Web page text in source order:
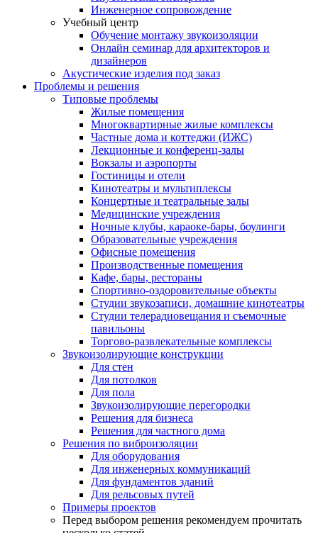
Инженерное сопровождение
Учебный центр
Обучение монтажу звукоизоляции
Онлайн семинар для архитекторов и
дизайнеров
Акустические изделия под заказ
Проблемы и решения
Типовые проблемы
Жилые помещения
Многоквартирные жилые комплексы
Частные дома и коттеджи (ИЖС)
Лекционные и конференц-залы
Вокзалы и аэропорты
Гостиницы и отели
Кинотеатры и мультиплексы
Концертные и театральные залы
Медицинские учреждения
Ночные клубы, караоке-бары, боулинги
Образовательные учреждения
Офисные помещения
Производственные помещения
Кафе, бары, рестораны
Спортивно-оздоровительные объекты
Студии звукозаписи, домашние кинотеатры
Студии телерадиовещания и съемочные
павильоны
Торгово-развлекательные комплексы
Звукоизолирующие конструкции
Для стен
Для потолков
Для пола
Звукоизолирующие перегородки
Решения для бизнеса
Решения для частного дома
Решения по виброизоляции
Для оборудования
Для инженерных коммуникаций
Для фундаментов зданий
Для рельсовых путей
Примеры проектов
Перед выбором решения рекомендуем прочитать